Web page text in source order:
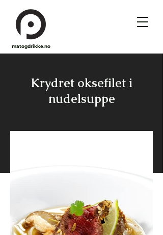
matogdrikke.no
Krydret oksefilet i
nudelsuppe